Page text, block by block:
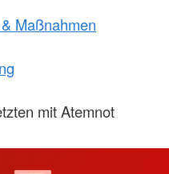
Maßnahmen
mit Atemnot